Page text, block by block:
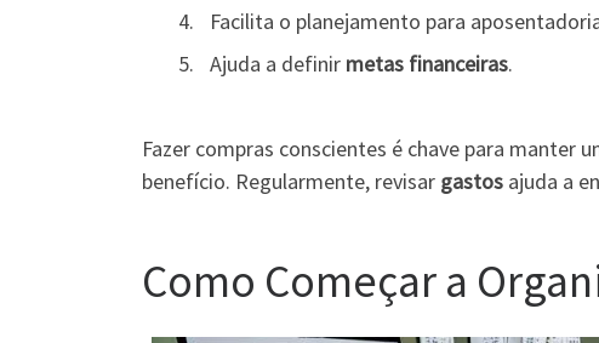
Facilita o planejamento para
Ajuda a definir metas financeiras.
Fazer compras conscientes é chave para manter
benefício. Regularmente, revisar gastos ajuda a
Como Começar a